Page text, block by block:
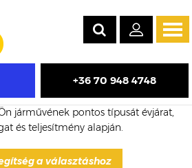
+36 70 948 4748
eladó turbó árak
járművének pontos típusát évjárat,
és teljesítmény alapján.
a választáshoz